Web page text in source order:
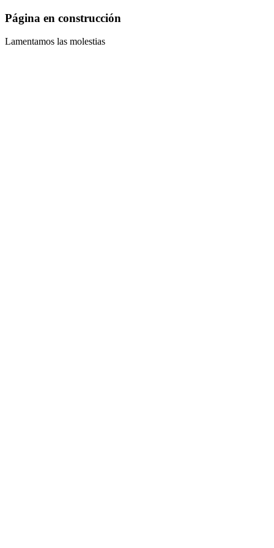
Página en construcción
Lamentamos las molestias